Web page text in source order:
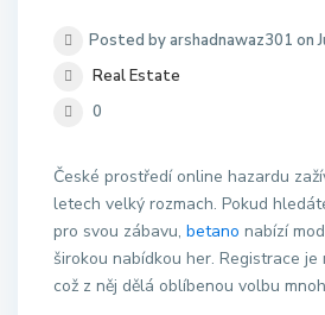
Posted by arshadnawaz301 on
Real Estate
0
České prostředí online hazardu
letech velký rozmach. Pokud
pro svou zábavu,betano nabízí
širokou nabídkou her. Registrace
což z něj dělá oblíbenou volbu